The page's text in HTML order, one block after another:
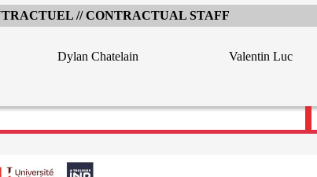
// CONTRACTUAL STAFF
Dylan Chatelain Valentin Luc